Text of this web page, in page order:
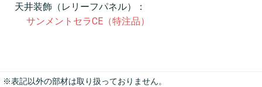
天井装飾（レリーフパネル）：
サンメントセラCE（特注品）
※表記以外の部材は取り扱っておりません。